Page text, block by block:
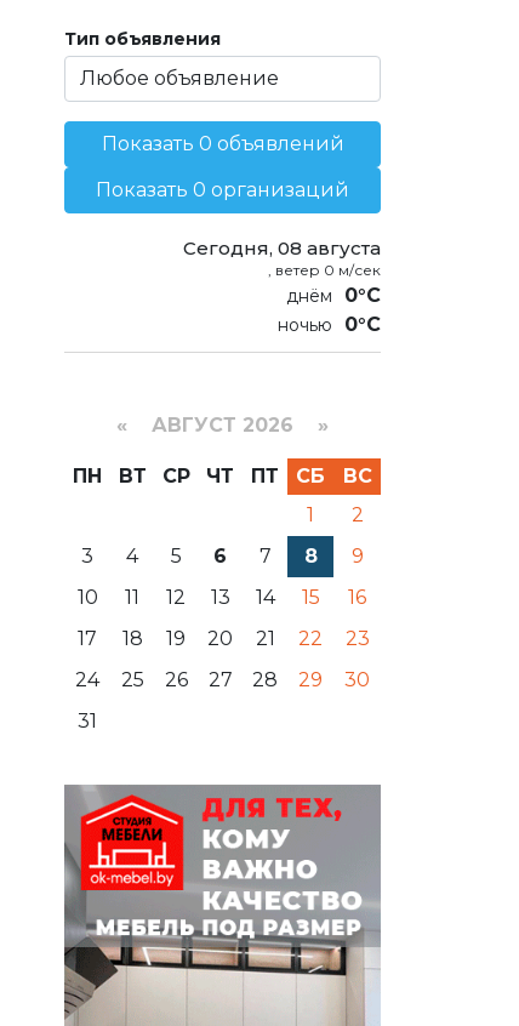
Тип объявления
Показать 0 объявлений
Показать 0 организаций
Сегодня, 08 августа
, ветер 0 м/сек
0°C
0°C
« АВГУСТ 2026 »
ПН ВТ СР ЧТ ПТ СБ
ВС
1
2
3
4 5 6 7 8
9
10
11 12 13 14 15
16
17
18 19 20 21 22
23
24
25 26 27 28 29
30
31